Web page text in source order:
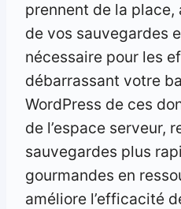
prennent de la
de vos sauvegardes
nécessaire pour les
débarrassant votre
WordPress de ces
de l’espace serveur,
sauvegardes plus
gourmandes en
améliore l’efficacité